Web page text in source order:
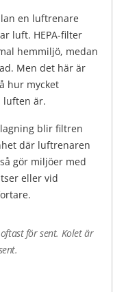
en luftrenare
luft. HEPA-filter
hemmiljö, medan
Men det här är
hur mycket
luften är.
blir filtren
där luftrenaren
gör miljöer med
eller vid
för sent. Kolet är